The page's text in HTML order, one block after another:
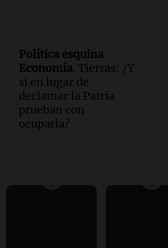
Política esquina
Economía. Tierras: ¿Y
si en lugar de
declamar la Patria
prueban con
ocuparla?